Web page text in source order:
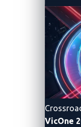
VicOne
面豐富的行業經
模型，即時偵測
事件並快速回應
為行業提供更加
服務，助力未來
執行長鄭顯聰
態系統，希望匯